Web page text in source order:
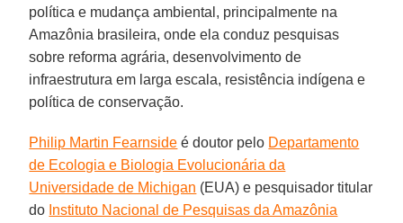
política e mudança ambiental, principalmente na
Amazônia brasileira, onde ela conduz pesquisas
sobre reforma agrária, desenvolvimento de
infraestrutura em larga escala, resistência indígena e
política de conservação.
Philip Martin Fearnside é doutor pelo Departamento
de Ecologia e Biologia Evolucionária da
Universidade de Michigan (EUA) e pesquisador titular
do Instituto Nacional de Pesquisas da Amazônia